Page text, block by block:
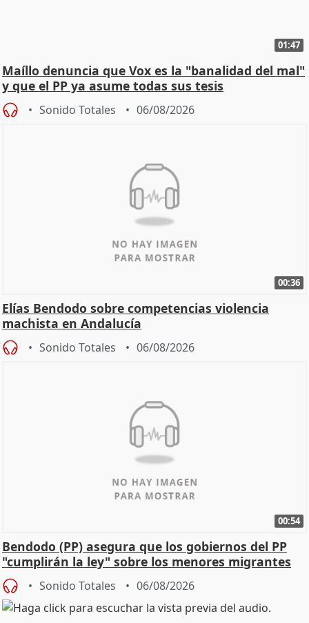
01:47
Maíllo denuncia que Vox es la "banalidad del mal"
y que el PP ya asume todas sus tesis
Sonido Totales 06/08/2026
00:36
Elías Bendodo sobre competencias violencia
machista en Andalucía
Sonido Totales 06/08/2026
00:54
Bendodo (PP) asegura que los gobiernos del PP
"cumplirán la ley" sobre los menores migrantes
Sonido Totales 06/08/2026